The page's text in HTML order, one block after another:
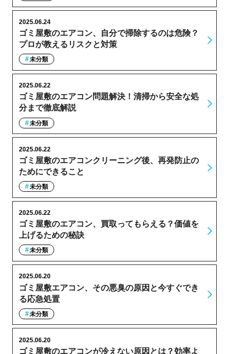
ゴミ屋敷のエアコン、自分で掃除するのは危険？
プロが教えるリスクと対策
2025.06.24
未分類
ゴミ屋敷のエアコン問題解決！清掃から安全な処
分まで徹底解説
2025.06.22
未分類
ゴミ屋敷のエアコンクリーニング後、再発防止の
ためにできること
2025.06.22
未分類
ゴミ屋敷のエアコン、買取ってもらえる？価値を
上げるための秘訣
2025.06.22
未分類
ゴミ屋敷エアコン、その悪臭の原因と今すぐでき
る応急処置
2025.06.20
未分類
ゴミ屋敷のエアコンが冷えない原因とは？効率よ
2025.06.20